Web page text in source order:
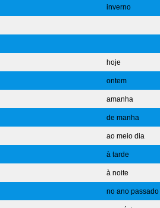
inverno
hoje
ontem
amanha
de manha
ao meio dia
à tarde
à noite
no ano passado